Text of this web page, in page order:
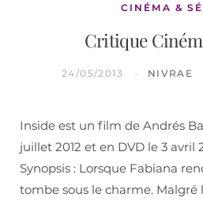
CINÉMA &
Critique
24/05/2013 NIVRAE
Inside est un film de Andrés
juillet 2012 et en DVD le 3 avril
Synopsis : Lorsque Fabiana
tombe sous le charme. Malgré